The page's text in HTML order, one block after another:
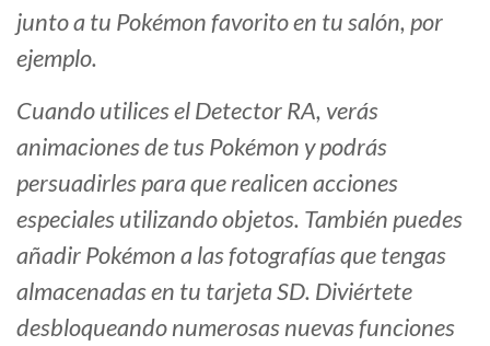
junto a tu Pokémon favorito en tu salón, por
ejemplo.
Cuando utilices el Detector RA, verás
animaciones de tus Pokémon y podrás
persuadirles para que realicen acciones
especiales utilizando objetos. También puedes
añadir Pokémon a las fotografías que tengas
almacenadas en tu tarjeta SD. Diviértete
desbloqueando numerosas nuevas funciones